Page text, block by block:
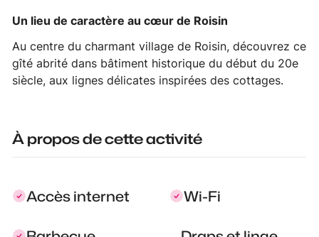
Un lieu de caractère au cœur de Roisin
Au centre du charmant village de Roisin, découvrez ce
gîté abrité dans bâtiment historique du début du 20e
siècle, aux lignes délicates inspirées des cottages.
À propos de cette activité
Accès internet
Wi-Fi